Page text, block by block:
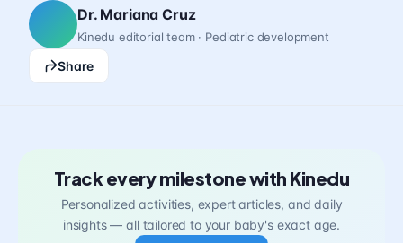
Dr. Mariana Cruz
Kinedu editorial team · Pediatric development
Share
Track every milestone with Kinedu
Personalized activities, expert articles, and daily
insights — all tailored to your baby's exact age.